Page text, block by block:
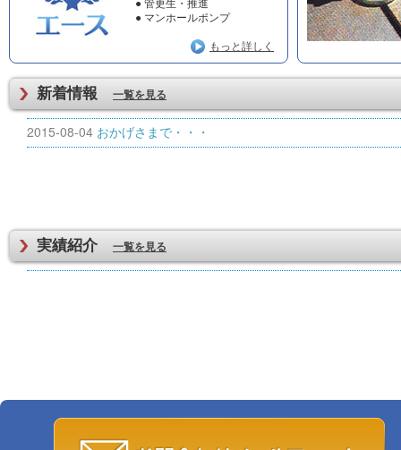
● 管更生・推進
● マンホールポンプ
もっと詳しく
新着情報 一覧を見る
実績紹介 一覧を見る